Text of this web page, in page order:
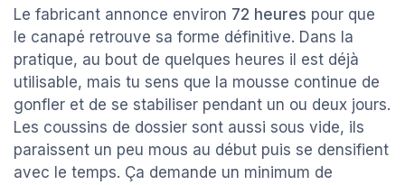
Le fabricant annonce environ 72 heures pour que
le canapé retrouve sa forme définitive. Dans la
pratique, au bout de quelques heures il est déjà
utilisable, mais tu sens que la mousse continue de
gonfler et de se stabiliser pendant un ou deux jours.
Les coussins de dossier sont aussi sous vide, ils
paraissent un peu mous au début puis se densifient
avec le temps. Ça demande un minimum de